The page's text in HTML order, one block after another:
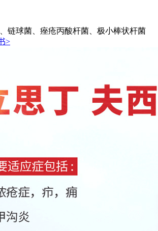
链球菌、痤疮丙酸杆菌、极小棒状杆菌
>